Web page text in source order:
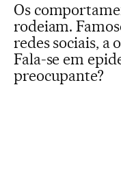
Os
rodeiam.
redes sociais, a
Fala-se em
preocupante?